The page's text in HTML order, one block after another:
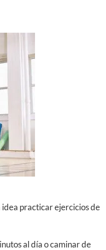
idea practicar ejercicios de
al día o caminar de